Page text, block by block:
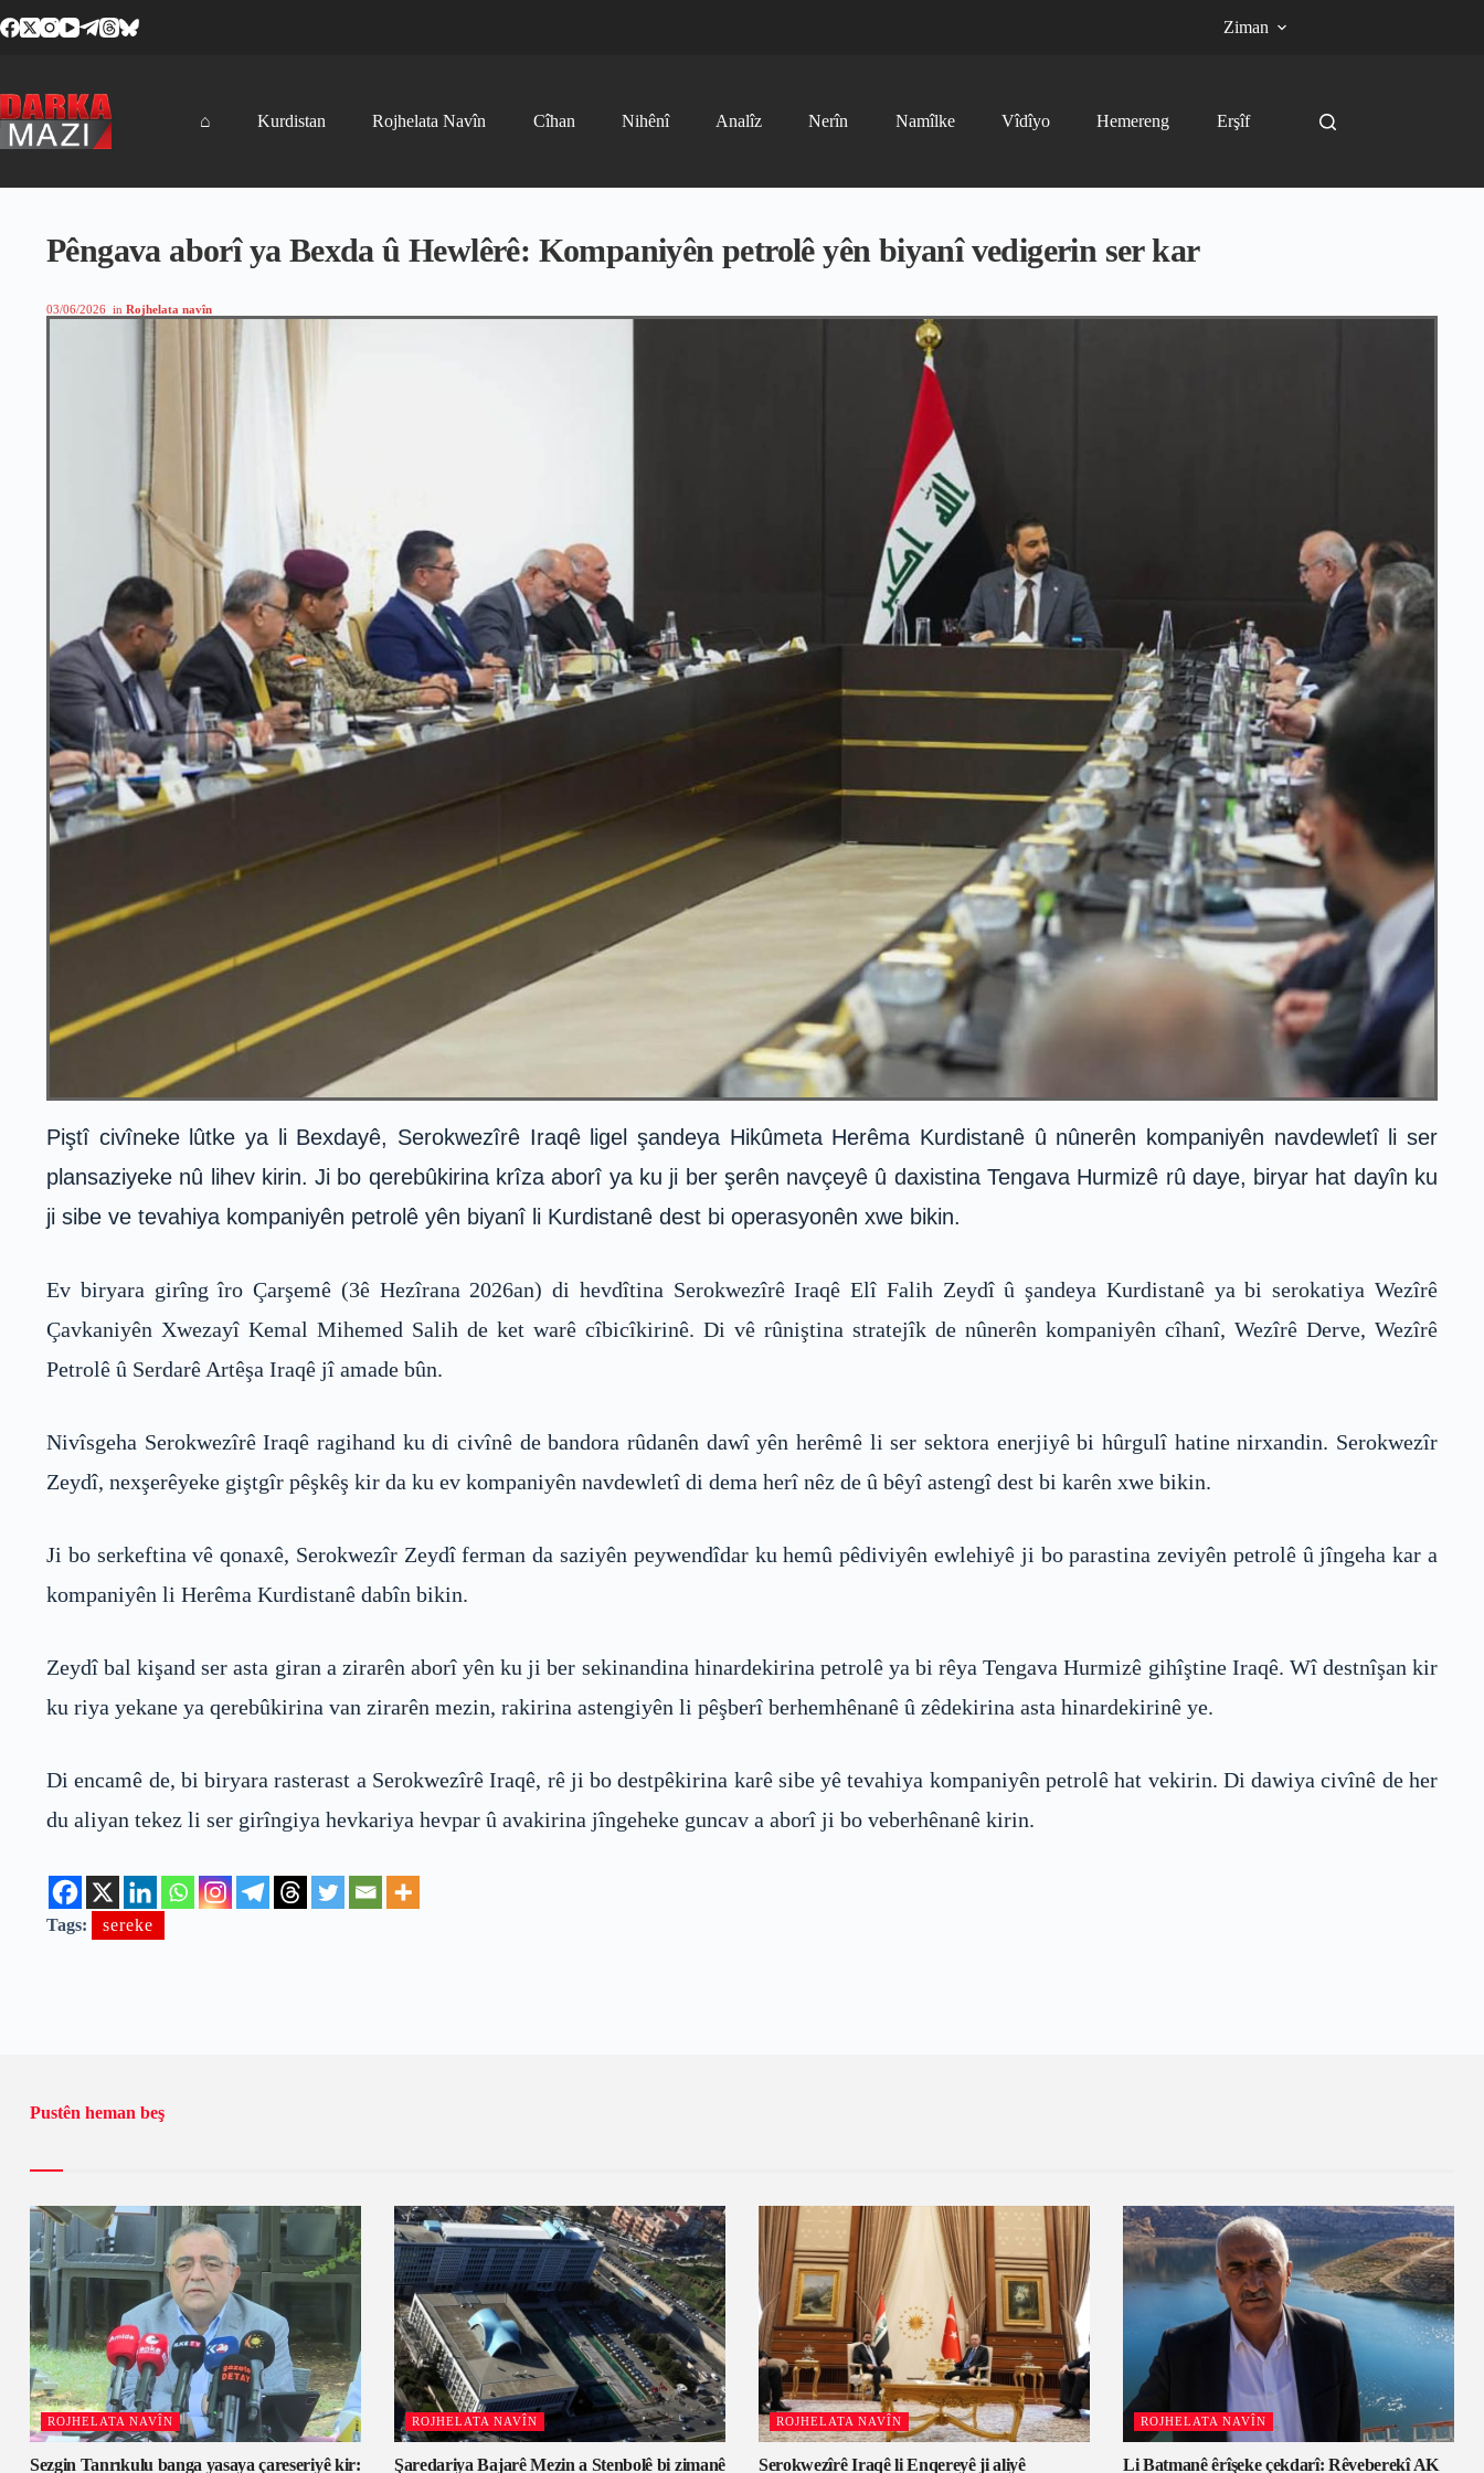
to
Ziman
⌂ Kurdistan Rojhelata Navîn Cîhan Nihênî Analîz Nerîn Namîlke Vîdîyo Hemereng Erşîf
Pêngava aborî ya Bexda û Hewlêrê: Kompaniyên petrolê yên biyanî vedigerin ser kar
03/06/2026 in Rojhelata navîn
Piştî civîneke lûtke ya li Bexdayê, Serokwezîrê Iraqê ligel şandeya Hikûmeta Herêma Kurdistanê û nûnerên kompaniyên navdewletî li ser
plansaziyeke nû lihev kirin. Ji bo qerebûkirina krîza aborî ya ku ji ber şerên navçeyê û daxistina Tengava Hurmizê rû daye, biryar hat dayîn ku
ji sibe ve tevahiya kompaniyên petrolê yên biyanî li Kurdistanê dest bi operasyonên xwe bikin.
Ev biryara girîng îro Çarşemê (3ê Hezîrana 2026an) di hevdîtina Serokwezîrê Iraqê Elî Falih Zeydî û şandeya Kurdistanê ya bi serokatiya Wezîrê
Çavkaniyên Xwezayî Kemal Mihemed Salih de ket warê cîbicîkirinê. Di vê rûniştina stratejîk de nûnerên kompaniyên cîhanî, Wezîrê Derve, Wezîrê
Petrolê û Serdarê Artêşa Iraqê jî amade bûn.
Nivîsgeha Serokwezîrê Iraqê ragihand ku di civînê de bandora rûdanên dawî yên herêmê li ser sektora enerjiyê bi hûrgulî hatine nirxandin. Serokwezîr
Zeydî, nexşerêyeke giştgîr pêşkêş kir da ku ev kompaniyên navdewletî di dema herî nêz de û bêyî astengî dest bi karên xwe bikin.
Ji bo serkeftina vê qonaxê, Serokwezîr Zeydî ferman da saziyên peywendîdar ku hemû pêdiviyên ewlehiyê ji bo parastina zeviyên petrolê û jîngeha kar a
kompaniyên li Herêma Kurdistanê dabîn bikin.
Zeydî bal kişand ser asta giran a zirarên aborî yên ku ji ber sekinandina hinardekirina petrolê ya bi rêya Tengava Hurmizê gihîştine Iraqê. Wî destnîşan kir
ku riya yekane ya qerebûkirina van zirarên mezin, rakirina astengiyên li pêşberî berhemhênanê û zêdekirina asta hinardekirinê ye.
Di encamê de, bi biryara rasterast a Serokwezîrê Iraqê, rê ji bo destpêkirina karê sibe yê tevahiya kompaniyên petrolê hat vekirin. Di dawiya civînê de her
du aliyan tekez li ser girîngiya hevkariya hevpar û avakirina jîngeheke guncav a aborî ji bo veberhênanê kirin.
Tags: sereke
Pustên heman beş
ROJHELATA NAVÎN
Sezgin Tanrıkulu banga yasaya çareseriyê kir:
ROJHELATA NAVÎN
Şaredariya Bajarê Mezin a Stenbolê bi zimanê
ROJHELATA NAVÎN
Serokwezîrê Iraqê li Enqereyê ji aliyê
ROJHELATA NAVÎN
Li Batmanê êrîşeke çekdarî: Rêveberekî AK